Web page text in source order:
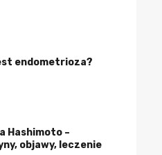
endometrioza?
Hashimoto –
objawy, leczenie